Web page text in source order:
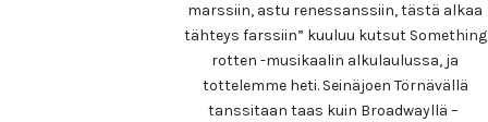
marssiin, astu renessanssiin, tästä alkaa
tähteys farssiin” kuuluu kutsut Something
rotten -musikaalin alkulaulussa, ja
tottelemme heti. Seinäjoen Törnävällä
tanssitaan taas kuin Broadwayllä –